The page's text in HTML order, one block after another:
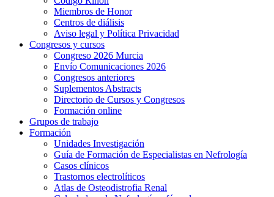
Miembros de Honor
Centros de diálisis
Aviso legal y Política Privacidad
Congresos y cursos
Congreso 2026 Murcia
Envío Comunicaciones 2026
Congresos anteriores
Suplementos Abstracts
Directorio de Cursos y Congresos
Formación online
Grupos de trabajo
Formación
Unidades Investigación
Guía de Formación de Especialistas en Nefrología
Casos clínicos
Trastornos electrolíticos
Atlas de Osteodistrofia Renal